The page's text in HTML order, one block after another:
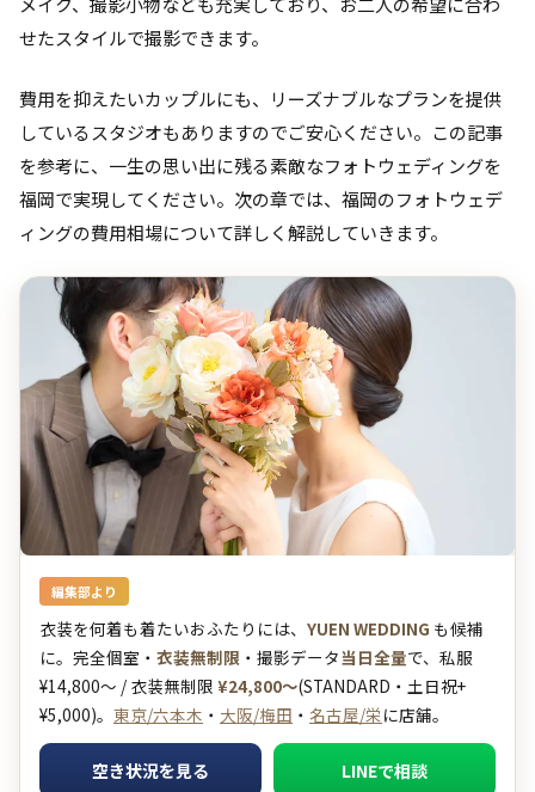
せたスタイルで撮影できます。
費用を抑えたいカップルにも、リーズナブルなプランを提供
しているスタジオもありますのでご安心ください。この記事
を参考に、一生の思い出に残る素敵なフォトウェディングを
福岡で実現してください。次の章では、福岡のフォトウェデ
ィングの費用相場について詳しく解説していきます。
編集部より
衣装を何着も着たいおふたりには、 YUEN WEDDING も候補
に。完全個室・ 衣装無制限 ・撮影データ当日全量で、私服
¥14,800〜 / 衣装無制限 ¥24,800〜(STANDARD・土日祝+
¥5,000)。 東京/六本木 ・ 大阪/梅田 ・ 名古屋/栄に店舗。
空き状況を見る LINEで相談